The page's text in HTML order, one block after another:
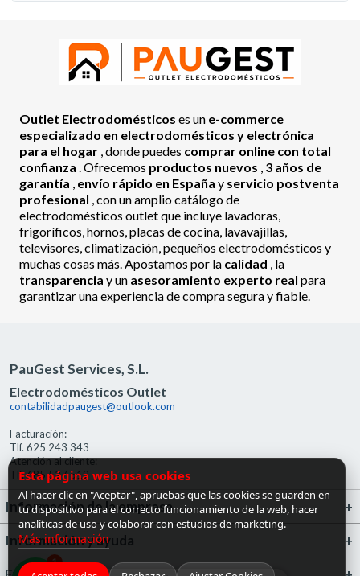
Outlet Electrodomésticos es un e-commerce
especializado en electrodomésticos y electrónica
para el hogar , donde puedes comprar online con total
confianza . Ofrecemos productos nuevos , 3 años de
garantía , envío rápido en España y servicio postventa
profesional , con un amplio catálogo de
electrodomésticos outlet que incluye lavadoras,
frigoríficos, hornos, placas de cocina, lavavajillas,
televisores, climatización, pequeños electrodomésticos y
muchas cosas más. Apostamos por la calidad , la
transparencia y un asesoramiento experto real para
garantizar una experiencia de compra segura y fiable.
PauGest Services, S.L.
Electrodomésticos Outlet
contabilidadpaugest@outlook.com
Facturación:
Tlf. 625 243 343
Atención al cliente:
Tlf. 685 527 519
Información de la empresa
Información y ayuda
1
Esta página web usa cookies
Al hacer clic en "Aceptar", apruebas que las cookies se guarden en
tu dispositivo para el correcto funcionamiento de la web, hacer
analíticas de uso y colaborar con estudios de marketing.
Más información